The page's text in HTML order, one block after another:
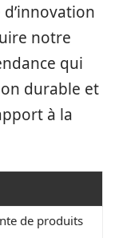
d’innovation
notre
qui
durable et
à la
de produits